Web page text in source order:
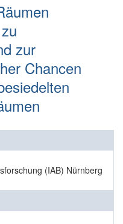
zur
Chancen
(IAB) Nürnberg